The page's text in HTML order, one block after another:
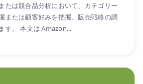
たは競合品分析において、カテゴリー
または顧客好みを把握、販売戦略の調
す。 本文は Amazon...